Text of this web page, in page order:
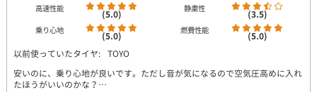
高速性能 (5.0) 静粛性 (3.5)
乗り心地 (5.0) 燃費性能
(5.0)
以前使っていたタイヤ: TOYO
安いのに、乗り心地が良いです。ただし音が気になるので空気圧高めに入れ
たほうがいいのかな？…